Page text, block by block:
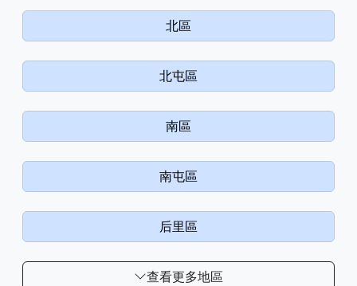
北區
北屯區
南區
南屯區
后里區
查看更多地區